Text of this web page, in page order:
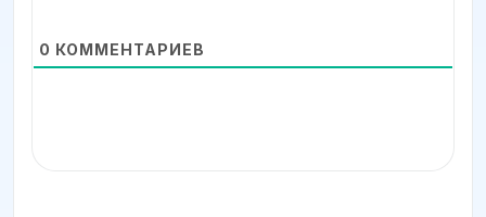
0 КОММЕНТАРИЕВ